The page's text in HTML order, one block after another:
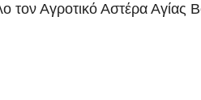
τον Αγροτικό Αστέρα Αγίας